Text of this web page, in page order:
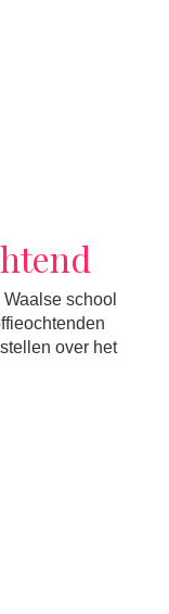
school
over het